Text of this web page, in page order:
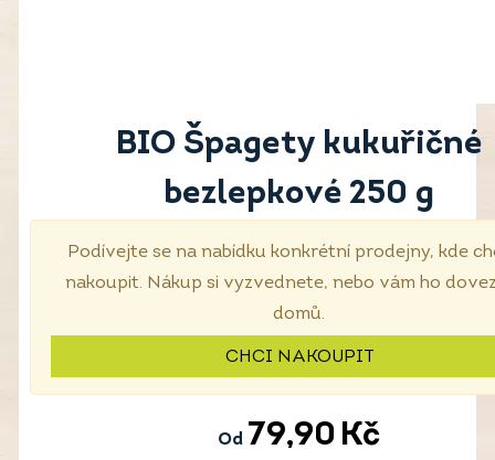
BIO Špagety kukuřičné
bezlepkové 250 g
Podívejte se na nabídku konkrétní prodejny, kde
nakoupit. Nákup si vyzvednete, nebo vám ho
domů.
CHCI NAKOUPIT
Od 79,90 Kč